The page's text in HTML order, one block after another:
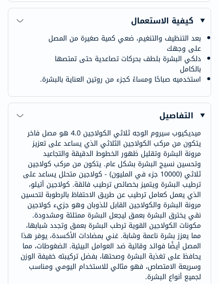
كيفية الاستعمال
بعد التنظيف والتنغيم، ضعي كمية صغيرة من المصل
على وجهك
دلكي البشرة بلطف بحركات تصاعدية حتى تمتصها
بالكامل
استخدميه صباحًا ومساءً كجزء من روتين العناية بالبشرة.
التفاصيل
ميديكيوب سيروم الوجه ثلاثي الكولاجين 4.0 هو مصل فاخر
يتكون من مركب الكولاجين الثلاثي الذي يساعد على تعزيز
مرونة البشرة وتقليل ظهور الخطوط الدقيقة والتجاعيد
وتحسين نسيج البشرة بشكل عام. يتكون من مركب كولاجين
ثلاثي (10000 جزء في المليون) - كولاجين متحلل يساعد على
ترطيب البشرة ويتميز بخصائص ترطيب فائقة. كولاجين أتيلو،
الذي يعمل كعامل ترطيب عن طريق الاحتفاظ بالرطوبة لتحسين
مرونة البشرة والكولاجين القابل للذوبان وهو جزيء كولاجين
نقي يخترق البشرة بعمق ليجعل البشرة ممتلئة ومشدودة.
مكونات الكولاجين القوية ترطب البشرة بعمق وتجدد شبابها،
مما يعزز بشرة ناعمة وشابة. غني بمضادات الأكسدة، يوفر هذا
المصل أيضًا فوائد وقائية ضد العوامل البيئية. الضغوطات، مما
يحافظ على تغذية البشرة وصحتها، بفضل تركيبته خفيفة الوزن
وسريعة الامتصاص، فهو مثالي للاستخدام اليومي ومناسب
لجميع أنواع البشرة.